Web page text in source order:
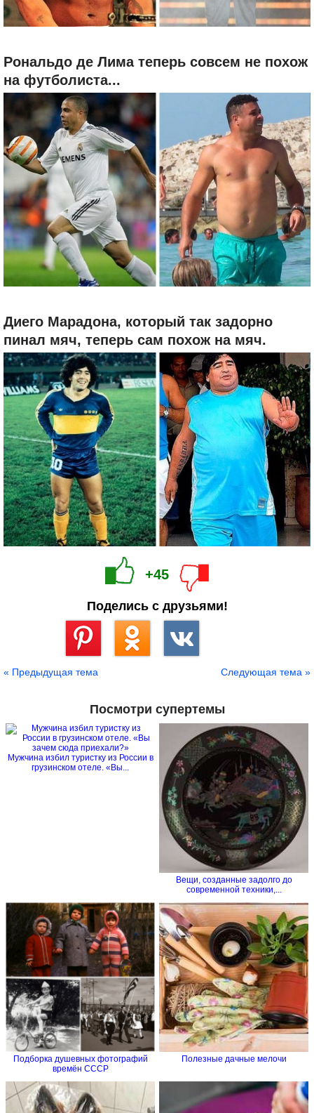
Рональдо де Лима теперь совсем не похож
на футболиста...
Диего Марадона, который так задорно
пинал мяч, теперь сам похож на мяч.
+45
Поделись с друзьями!
« Предыдущая тема Следующая тема »
Посмотри супертемы
Мужчина избил туристку из России в
грузинском отеле. «Вы...
Вещи, созданные задолго до
современной техники,...
Подборка душевных фотографий
времён СССР
Полезные дачные мелочи